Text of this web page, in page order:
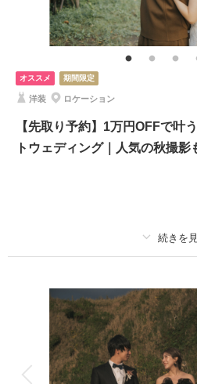
動画の作成 衣
神社・寺院での撮影
持ち込み衣装
豊富なドレス
ヘアメイクリハーサル
オススメ 期間限定
洋装 ロケーション
【先取り予約】1万円OFFで叶
トウェディング｜人気の秋撮
撮影料 新婦衣装1
着付け ヘアメイク
アルバム データ 100 カ
衣装追加 会食